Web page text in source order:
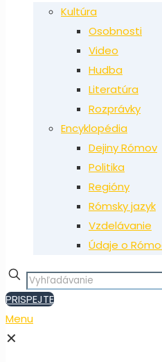
Kultúra
Osobnosti
Video
Hudba
Literatúra
Rozprávky
Encyklopédia
Dejiny Rómov
Politika
Regióny
Rómsky jazyk
Vzdelávanie
Údaje o
PRISPEJTE
Menu
✕